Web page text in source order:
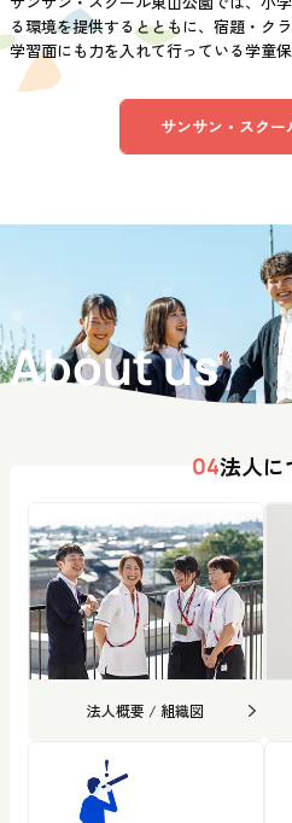
る環境を提供するとともに、宿題・ク
学習面にも力を入れて行っている学童保
サンサン・スクー
About us
04法人に
法人概要 / 組織図